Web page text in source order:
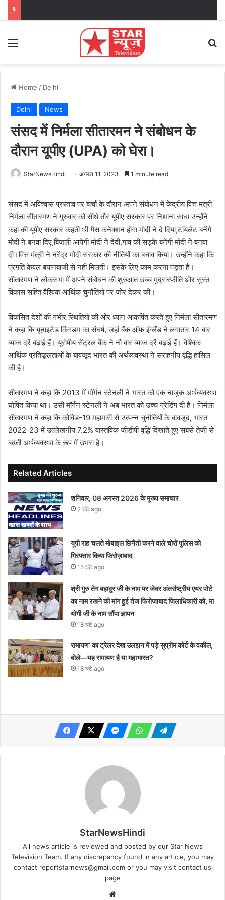
Menu
Home / Delhi
Delhi News
संसद में निर्मला सीतारमन ने संबोधन के
दौरान यूपीए (UPA) को घेरा।
StarNewsHindi अगस्त 11, 2023 1 minute read
संसद में अविश्वास प्रस्ताव पर चर्चा के दौरान अपने संबोधन में केंद्रीय वित्त मंत्री
निर्मला सीतारमण ने गुरुवार को सीधे तौर यूपीए सरकार पर निशाना साधा उन्होंने
कहा की यूपीए सरकार कहती थी गैस कनेक्शन होगा मोदी ने दे दिया,टॉयलेट बनेंगे
मोदी ने बनवा दिए,बिजली आयेगी मोदी ने देदी,गांव की सड़के बनेंगी मोदी ने बनवा
दी।वित्त मंत्री ने नरेंद्र मोदी सरकार की नीतियों का बचाव किया। उन्होंने कहा कि
प्रगति केवल बयानबाजी से नहीं मिलती। इसके लिए काम करना पड़ता है।
सीतारमण ने लोकसभा में अपने संबोधन की शुरुआत उच्च मुद्रास्फीति और सुस्त
विकास सहित वैश्विक आर्थिक चुनौतियों पर जोर देकर की।
विकसित देशों की गंभीर स्थितियों की ओर ध्यान आकर्षित करते हुए निर्मला सीतारमण
ने कहा कि यूनाइटेड किंगडम का संघर्ष, जहां बैंक ऑफ इंग्लैंड ने लगातार 14 बार
ब्याज दरें बढ़ाई हैं। यूरोपीय सेंट्रल बैंक ने नौ बार ब्याज दरें बढ़ाई हैं। वैश्विक
आर्थिक प्रतिकूलताओं के बावजूद भारत की अर्थव्यवस्था ने सराहनीय वृद्धि हासिल
की है।
सीतारमण ने कहा कि 2013 में मॉर्गन स्टेनली ने भारत को एक नाजुक अर्थव्यवस्था
घोषित किया था। उसी मॉर्गन स्टेनली ने अब भारत को उच्च ग्रेडिंग दी है। निर्मला
सीतारमण ने कहा कि कोविड-19 महामारी से उत्पन्न चुनौतियों के बावजूद, भारत
2022-23 में उल्लेखनीय 7.2% वास्तविक जीडीपी वृद्धि दिखाते हुए सबसे तेजी से
बढ़ती अर्थव्यवस्था के रूप में उभरा है।
Related Articles
शनिवार, 08 अगस्त 2026 के मुख्य समाचार
2 घंटे ago
यूपी राह चलते मोबाइल छिनैती करने वाले चोरों पुलिस को
गिरफ्तार किया फिरोज़ाबाद
15 घंटे ago
श्री गुरु तेग बहादुर जी के नाम पर जेवर अंतर्राष्ट्रीय एयर पोर्ट
का नाम रखने की मांग हुई तेज फिरोजाबाद जिलाधिकारी को, मा
योगी जी के नाम सौंपा ज्ञापन
18 घंटे ago
रामायण’ का ट्रेलर देख उलझन में पड़े सुप्रीम कोर्ट के वकील,
बोले—यह रामायण है या महाभारत?
18 घंटे ago
StarNewsHindi
All news article is reviewed and posted by our Star News
Television Team. If any discrepancy found in any article, you may
contact reportstarnews@gmail.com or you may visit contact us
page